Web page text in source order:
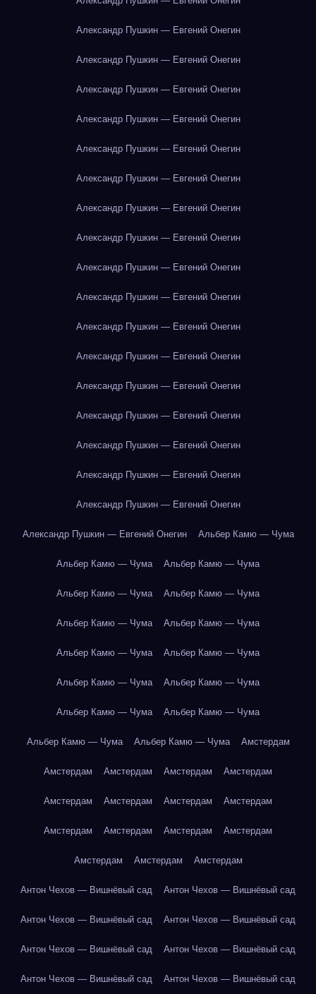
Александр Пушкин — Евгений Онегин
Александр Пушкин — Евгений Онегин
Александр Пушкин — Евгений Онегин
Александр Пушкин — Евгений Онегин
Александр Пушкин — Евгений Онегин
Александр Пушкин — Евгений Онегин
Александр Пушкин — Евгений Онегин
Александр Пушкин — Евгений Онегин
Александр Пушкин — Евгений Онегин
Александр Пушкин — Евгений Онегин
Александр Пушкин — Евгений Онегин
Александр Пушкин — Евгений Онегин
Александр Пушкин — Евгений Онегин
Александр Пушкин — Евгений Онегин
Александр Пушкин — Евгений Онегин
Александр Пушкин — Евгений Онегин
Александр Пушкин — Евгений Онегин
Александр Пушкин — Евгений Онегин Альбер Камю — Чума
Альбер Камю — Чума Альбер Камю — Чума
Альбер Камю — Чума Альбер Камю — Чума
Альбер Камю — Чума Альбер Камю — Чума
Альбер Камю — Чума Альбер Камю — Чума
Альбер Камю — Чума Альбер Камю — Чума
Альбер Камю — Чума Альбер Камю — Чума
Альбер Камю — Чума Альбер Камю — Чума Амстердам
Амстердам Амстердам Амстердам Амстердам
Амстердам Амстердам Амстердам Амстердам
Амстердам Амстердам Амстердам Амстердам
Амстердам Амстердам Амстердам
Антон Чехов — Вишнёвый сад Антон Чехов — Вишнёвый сад
Антон Чехов — Вишнёвый сад Антон Чехов — Вишнёвый сад
Антон Чехов — Вишнёвый сад Антон Чехов — Вишнёвый сад
Антон Чехов — Вишнёвый сад Антон Чехов — Вишнёвый сад